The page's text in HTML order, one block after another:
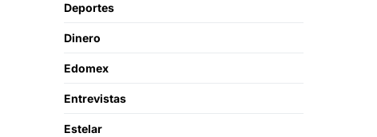
Deportes
Dinero
Edomex
Entrevistas
Estelar